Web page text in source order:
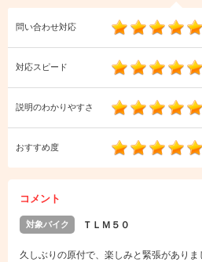
問い合わせ対応
対応スピード
説明のわかりやすさ
おすすめ度
コメント
対象バイク ＴＬＭ５０
久しぶりの原付で、楽しみと緊張があり